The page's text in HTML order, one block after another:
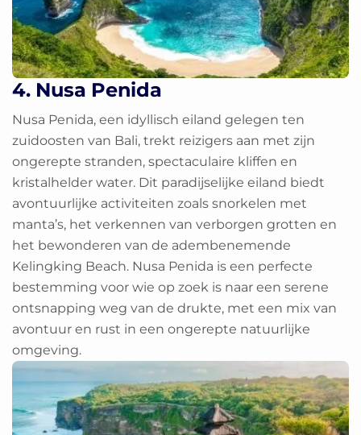
4. Nusa Penida
Nusa Penida, een idyllisch eiland gelegen ten
zuidoosten van Bali, trekt reizigers aan met zijn
ongerepte stranden, spectaculaire kliffen en
kristalhelder water. Dit paradijselijke eiland biedt
avontuurlijke activiteiten zoals snorkelen met
manta’s, het verkennen van verborgen grotten en
het bewonderen van de adembenemende
Kelingking Beach. Nusa Penida is een perfecte
bestemming voor wie op zoek is naar een serene
ontsnapping weg van de drukte, met een mix van
avontuur en rust in een ongerepte natuurlijke
omgeving.